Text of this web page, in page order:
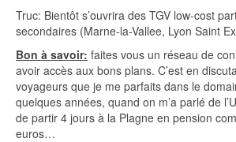
Truc: Bientôt s’ouvrira des TGV low-cost
secondaires (Marne-la-Vallee, Lyon Saint
Bon à savoir: faites vous un réseau de
avoir accès aux bons plans. C’est en
voyageurs que je me parfaits dans le
quelques années, quand on m’a parlé de
de partir 4 jours à la Plagne en pension
euros…